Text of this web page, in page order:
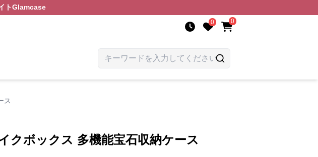
トGlamcase
0 0
ス
クボックス 多機能宝石収納ケース